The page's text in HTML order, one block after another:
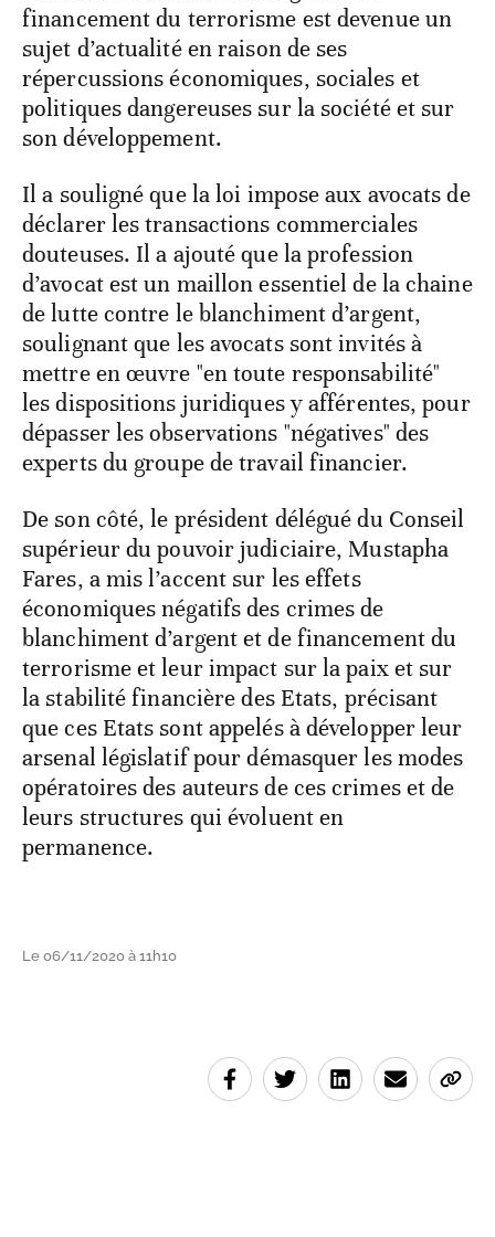
financement du terrorisme est devenue un
sujet d’actualité en raison de ses
répercussions économiques, sociales et
politiques dangereuses sur la société et sur
son développement.
Il a souligné que la loi impose aux avocats de
déclarer les transactions commerciales
douteuses. Il a ajouté que la profession
d’avocat est un maillon essentiel de la chaine
de lutte contre le blanchiment d’argent,
soulignant que les avocats sont invités à
mettre en œuvre "en toute responsabilité"
les dispositions juridiques y afférentes, pour
dépasser les observations "négatives" des
experts du groupe de travail financier.
De son côté, le président délégué du Conseil
supérieur du pouvoir judiciaire, Mustapha
Fares, a mis l’accent sur les effets
économiques négatifs des crimes de
blanchiment d’argent et de financement du
terrorisme et leur impact sur la paix et sur
la stabilité financière des Etats, précisant
que ces Etats sont appelés à développer leur
arsenal législatif pour démasquer les modes
opératoires des auteurs de ces crimes et de
leurs structures qui évoluent en
permanence.
Le 06/11/2020 à 11h10